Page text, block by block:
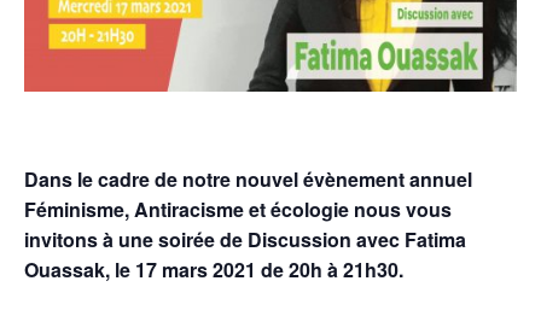
Dans le cadre de notre nouvel évènement annuel
Féminisme, Antiracisme et écologie nous vous
invitons à une soirée de Discussion avec Fatima
Ouassak, le 17 mars 2021 de 20h à 21h30.